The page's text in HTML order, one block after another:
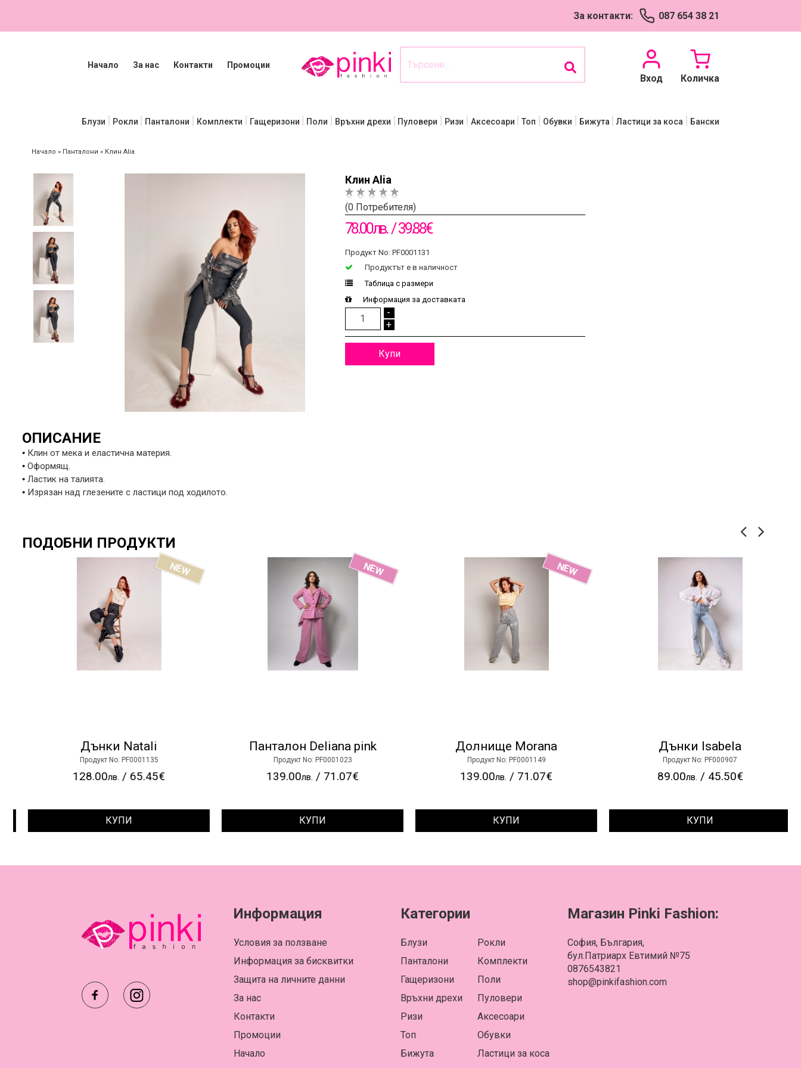
За контакти: 087 654 38 21
Начало За нас Контакти Промоции
Вход Количка
Блузи Рокли Панталони Комплекти Гащеризони Поли Връхни дрехи Пуловери Ризи Аксесоари Топ Обувки Бижута Ластици за коса Бански
Начало » Панталони » Клин Alia
Клин Alia
(0 Потребителя)
78.00лв. / 39.88€
Продукт No: PF0001131
Продуктът e в наличност
Таблица с размери
Информация за доставката
+
-
Купи
продукт в количката
ОПИСАНИЕ
• Клин от мека и еластична материя.
• Оформящ.
• Ластик на талията.
• Изрязан над глезените с ластици под ходилото.
ПОДОБНИ ПРОДУКТИ
NEW
Дънки Natali
Продукт No: PF0001135
128.00лв./ 65.45€
КУПИ
NEW
Панталон Deliana pink
Продукт No: PF0001023
139.00лв./ 71.07€
КУПИ
NEW
Долнище Morana
Продукт No: PF0001149
139.00лв./ 71.07€
КУПИ
Дънки Isabela
Продукт No: PF000907
89.00лв./ 45.50€
КУПИ
Информация
Условия за ползване
Информация за бисквитки
Защита на личните данни
За нас
Контакти
Промоции
Начало
Категории
Блузи
Панталони
Гащеризони
Връхни дрехи
Ризи
Топ
Бижута
Рокли
Комплекти
Поли
Пуловери
Аксесоари
Обувки
Ластици за коса
Магазин Pinki Fashion:
София, България,
бул.Патриарх Евтимий №75
0876543821
shop@pinkifashion.com